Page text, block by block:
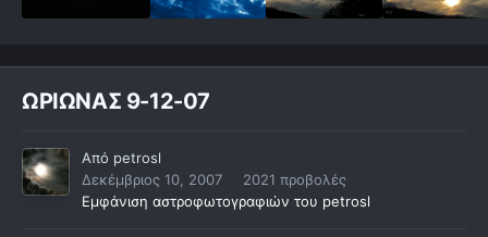
ΩΡΙΩΝΑΣ 9-12-07
Από petrosl
Δεκέμβριος 10, 2007
2021 προβολές
Εμφάνιση αστροφωτογραφιών του petrosl